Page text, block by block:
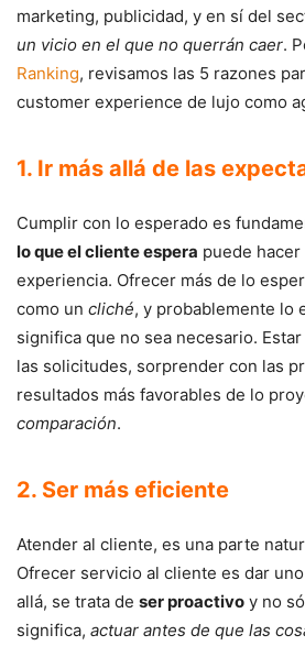
marketing, publicidad, y en sí del
un vicio en el que no querrán caer.
Ranking, revisamos las 5 razones
customer experience de lujo como
1. Ir más allá de las
Cumplir con lo esperado es
lo que el cliente espera puede
experiencia. Ofrecer más de lo
como un cliché, y probablemente lo
significa que no sea necesario.
las solicitudes, sorprender con las
resultados más favorables de lo
comparación.
2. Ser más eficiente
Atender al cliente, es una parte
Ofrecer servicio al cliente es dar
allá, se trata de ser proactivo y no
significa, actuar antes de que las